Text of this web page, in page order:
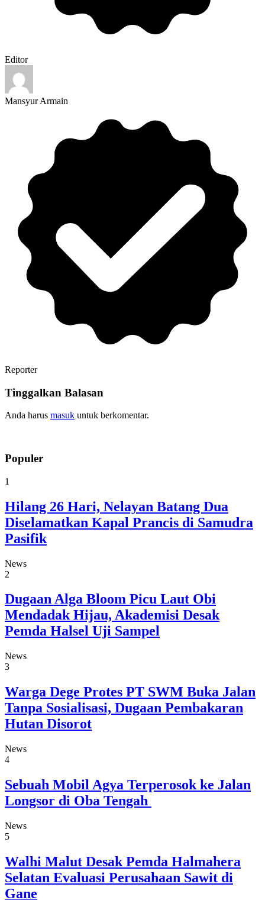
Editor
Mansyur Armain
Reporter
Tinggalkan Balasan
Anda harus masuk untuk berkomentar.
Populer
1
Hilang 26 Hari, Nelayan Batang Dua
Diselamatkan Kapal Prancis di Samudra
Pasifik
News
2
Dugaan Alga Bloom Picu Laut Obi
Mendadak Hijau, Akademisi Desak
Pemda Halsel Uji Sampel
News
3
Warga Dege Protes PT SWM Buka Jalan
Tanpa Sosialisasi, Dugaan Pembakaran
Hutan Disorot
News
4
Sebuah Mobil Agya Terperosok ke Jalan
Longsor di Oba Tengah
News
5
Walhi Malut Desak Pemda Halmahera
Selatan Evaluasi Perusahaan Sawit di
Gane